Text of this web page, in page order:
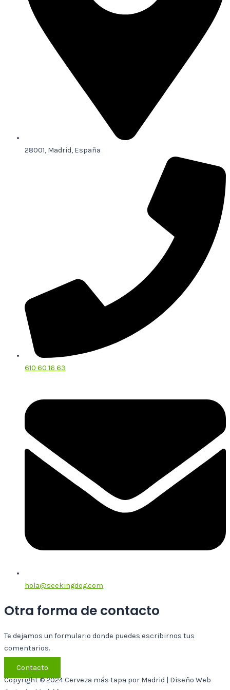
28001, Madrid, España
610 60 16 63
hola@seekingdog.com
Otra forma de contacto
Te dejamos un formulario donde puedes escribirnos tus
comentarios.
Contacto
Copyright © 2024 Cerveza más tapa por Madrid | Diseño Web